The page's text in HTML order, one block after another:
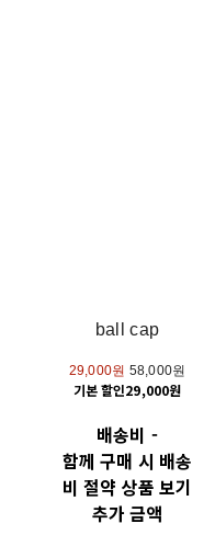
ball cap
29,000원 58,000원
기본 할인29,000원
배송비 -
함께 구매 시 배송
비 절약 상품 보기
추가 금액